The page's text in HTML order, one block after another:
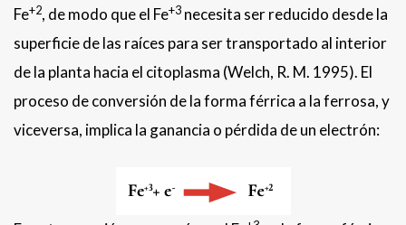
Fe+2, de modo que el Fe+3 necesita ser reducido desde la
superficie de las raíces para ser transportado al interior
de la planta hacia el citoplasma (Welch, R. M. 1995). El
proceso de conversión de la forma férrica a la ferrosa, y
viceversa, implica la ganancia o pérdida de un electrón: